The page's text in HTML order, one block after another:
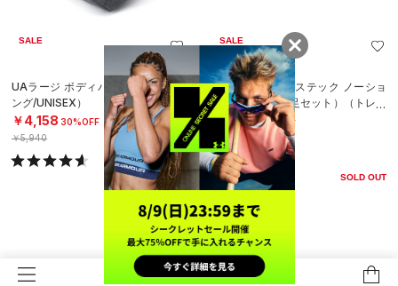
SALE
UAラージ ボディバッグ（トレーニ
ング/UNISEX）
￥4,158 30%OFF
￥5,940
SOLD OUT
SALE
UAパフォーマンステック ノーショ
ー ソックス （3足セット）（トレー
ニング/UNISEX）
￥1,15530%OFF
￥1,650
SOLD OUT